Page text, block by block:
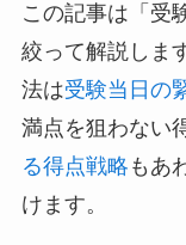
この記事は「受
絞って解説しま
法は受験当日の
満点を狙わない
る得点戦略 もあ
けます。